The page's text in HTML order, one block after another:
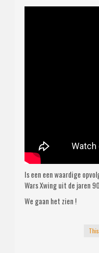
Is een een waardige
Wars Xwing uit de jaren
We gaan het zien !